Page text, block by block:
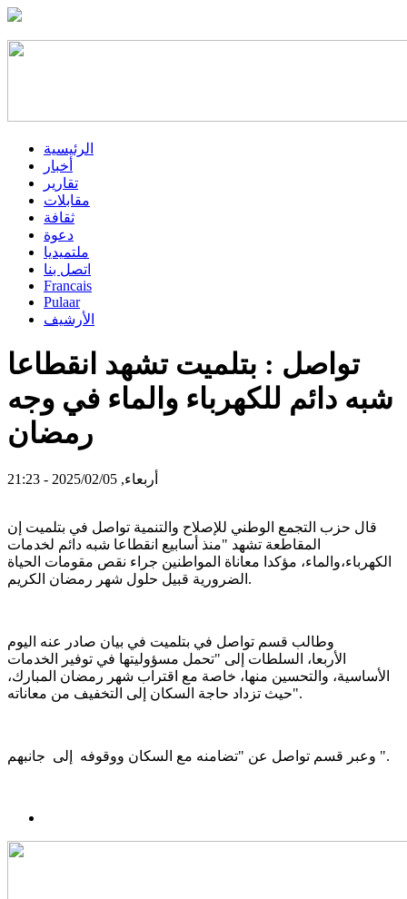
الرئيسية
أخبار
تقارير
مقابلات
ثقافة
دعوة
ملتميديا
اتصل بنا
Francais
Pulaar
الأرشيف
تواصل : بتلميت تشهد انقطاعا
شبه دائم للكهرباء والماء في وجه
رمضان
أربعاء, 2025/02/05 - 21:23
قال حزب التجمع الوطني للإصلاح والتنمية تواصل في بتلميت إن
المقاطعة تشهد "منذ أسابيع انقطاعا شبه دائم لخدمات
الكهرباء،والماء، مؤكدا معاناة المواطنين جراء نقص مقومات الحياة
الضرورية قبيل حلول شهر رمضان الكريم.
وطالب قسم تواصل في بتلميت في بيان صادر عنه اليوم
الأربعا، السلطات إلى "تحمل مسؤوليتها في توفير الخدمات
الأساسية، والتحسين منها، خاصة مع اقتراب شهر رمضان المبارك،
حيث تزداد حاجة السكان إلى التخفيف من معاناته".
وعبر قسم تواصل عن "تضامنه مع السكان ووقوفه إلى جانبهم ".